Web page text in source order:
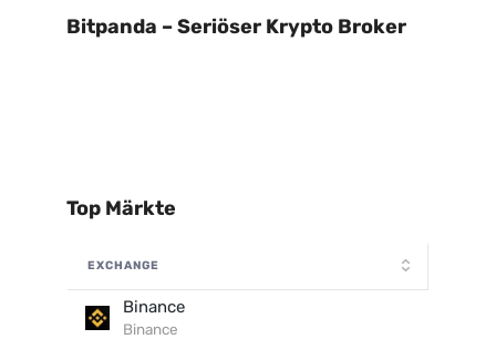
Bitpanda – Seriöser Krypto Broker
Top Märkte
EXCHANGE
Binance
Binance